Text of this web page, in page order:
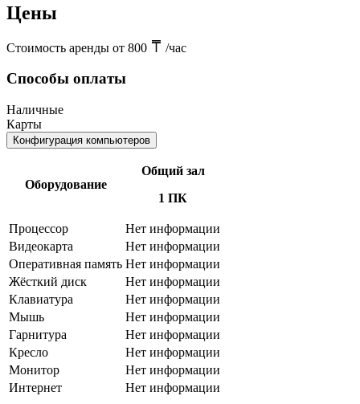
Цены
Стоимость аренды от 800 /час
Способы оплаты
Наличные
Карты
Конфигурация компьютеров
Оборудование
Общий зал
1 ПК
Процессор
Нет информации
Видеокарта
Нет информации
Оперативная память Нет информации
Жёсткий диск
Нет информации
Клавиатура
Нет информации
Мышь
Нет информации
Гарнитура
Нет информации
Кресло
Нет информации
Монитор
Нет информации
Интернет
Нет информации